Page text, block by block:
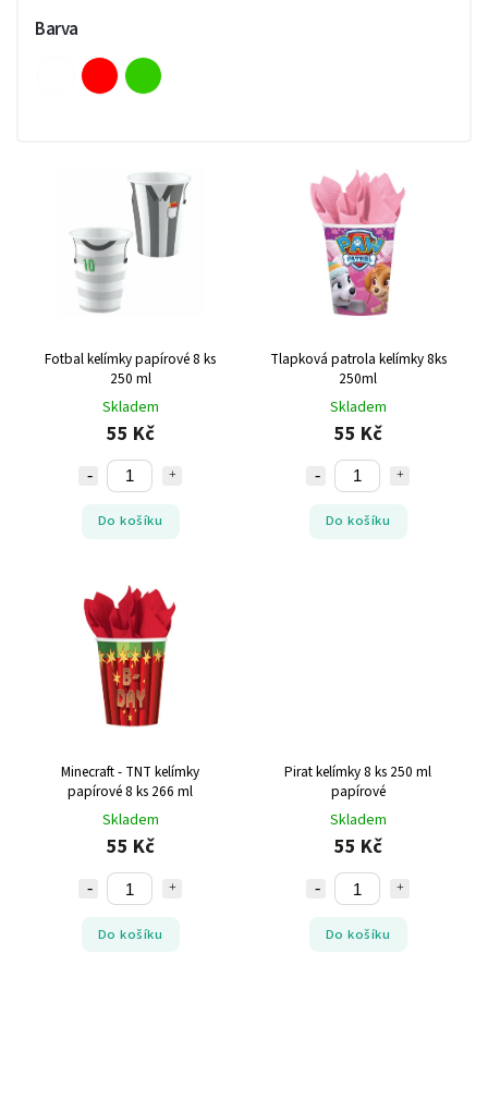
Nejlevnější
Nejdražší
Nejprodávanější
Barva
Fotbal kelímky papírové 8 ks
250 ml
Skladem
55 Kč
Do košíku
Tlapková patrola kelímky 8ks
250ml
Skladem
55 Kč
Do košíku
Minecraft - TNT kelímky
papírové 8 ks 266 ml
Skladem
55 Kč
Do košíku
Pirat kelímky 8 ks 250 ml
papírové
Skladem
55 Kč
Do košíku